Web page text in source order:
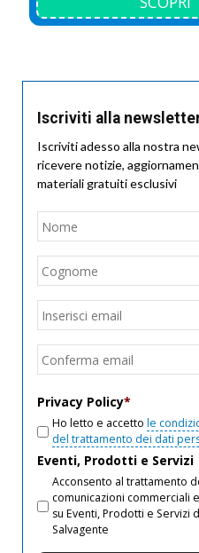
Iscriviti alla
Iscriviti adesso alla nostra
ricevere notizie,
materiali gratuiti esclusivi
Nome
Email
Privacy Policy*
Ho letto e accetto le
del trattamento dei dati
Eventi, Prodotti e Servizi
Acconsento al trattamento
comunicazioni commerciali
su Eventi, Prodotti e Servizi
Salvagente